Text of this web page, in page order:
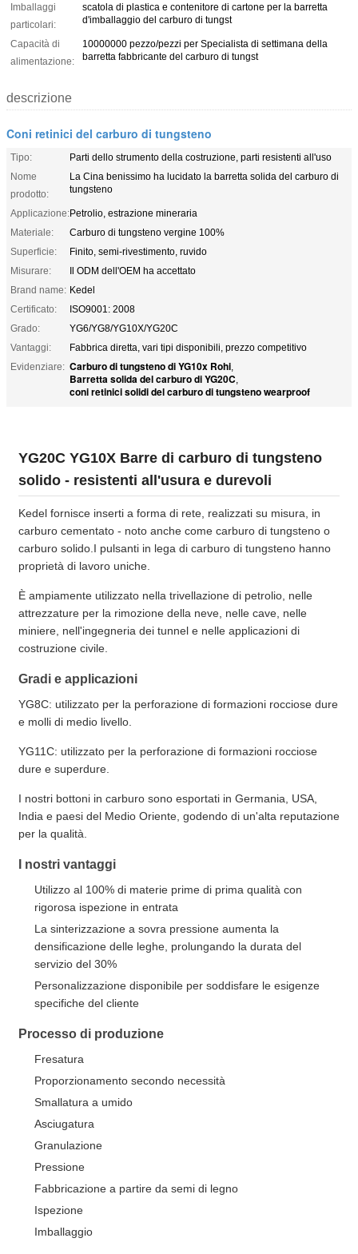
Imballaggi
particolari:
scatola di plastica e contenitore di cartone per la barretta
d'imballaggio del carburo di tungst
Capacità di
alimentazione:
10000000 pezzo/pezzi per Specialista di settimana della
barretta fabbricante del carburo di tungst
descrizione
Coni retinici del carburo di tungsteno
Tipo:
Parti dello strumento della costruzione, parti resistenti all'uso
Nome
prodotto:
La Cina benissimo ha lucidato la barretta solida del carburo di
tungsteno
Applicazione:Petrolio, estrazione mineraria
Materiale:
Carburo di tungsteno vergine 100%
Superficie:
Finito, semi-rivestimento, ruvido
Misurare:
Il ODM dell'OEM ha accettato
Brand name: Kedel
Certificato:
ISO9001: 2008
Grado:
YG6/YG8/YG10X/YG20C
Vantaggi:
Fabbrica diretta, vari tipi disponibili, prezzo competitivo
Evidenziare: Carburo di tungsteno di YG10x Rohi,
Barretta solida del carburo di YG20C,
coni retinici solidi del carburo di tungsteno wearproof
YG20C YG10X Barre di carburo di tungsteno
solido - resistenti all'usura e durevoli
Kedel fornisce inserti a forma di rete, realizzati su misura, in
carburo cementato - noto anche come carburo di tungsteno o
carburo solido.I pulsanti in lega di carburo di tungsteno hanno
proprietà di lavoro uniche.
È ampiamente utilizzato nella trivellazione di petrolio, nelle
attrezzature per la rimozione della neve, nelle cave, nelle
miniere, nell'ingegneria dei tunnel e nelle applicazioni di
costruzione civile.
Gradi e applicazioni
YG8C: utilizzato per la perforazione di formazioni rocciose dure
e molli di medio livello.
YG11C: utilizzato per la perforazione di formazioni rocciose
dure e superdure.
I nostri bottoni in carburo sono esportati in Germania, USA,
India e paesi del Medio Oriente, godendo di un'alta reputazione
per la qualità.
I nostri vantaggi
Utilizzo al 100% di materie prime di prima qualità con
rigorosa ispezione in entrata
La sinterizzazione a sovra pressione aumenta la
densificazione delle leghe, prolungando la durata del
servizio del 30%
Personalizzazione disponibile per soddisfare le esigenze
specifiche del cliente
Processo di produzione
Fresatura
Proporzionamento secondo necessità
Smallatura a umido
Asciugatura
Granulazione
Pressione
Fabbricazione a partire da semi di legno
Ispezione
Imballaggio